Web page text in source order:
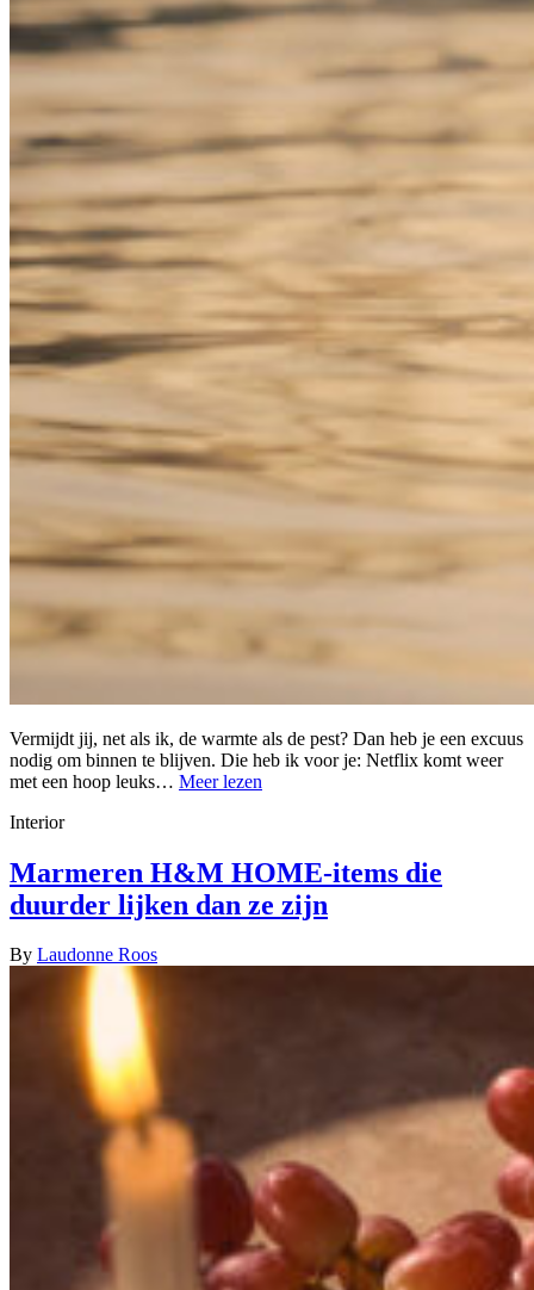
Vermijdt jij, net als ik, de warmte als de pest? Dan heb je een excuus
nodig om binnen te blijven. Die heb ik voor je: Netflix komt weer
met een hoop leuks… Meer lezen
Interior
Marmeren H&M HOME-items die
duurder lijken dan ze zijn
By Laudonne Roos